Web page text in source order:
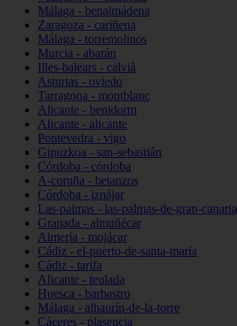
Málaga - benalmádena
Zaragoza - cariñena
Málaga - torremolinos
Murcia - abarán
Illes-balears - calvià
Asturias - oviedo
Tarragona - montblanc
Alicante - benidorm
Alicante - alicante
Pontevedra - vigo
Gipuzkoa - san-sebastián
Córdoba - córdoba
A-coruña - betanzos
Córdoba - iznájar
Las-palmas - las-palmas-de-gran-canaria
Granada - almuñécar
Almería - mojácar
Cádiz - el-puerto-de-santa-maría
Cádiz - tarifa
Alicante - teulada
Huesca - barbastro
Málaga - alhaurín-de-la-torre
Cáceres - plasencia